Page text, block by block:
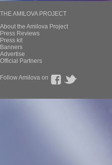
THE AMILOVA PROJECT
About the Amilova Project
Press Reviews
Press kit
Banners
Advertise
Official Partners
Follow Amilova on